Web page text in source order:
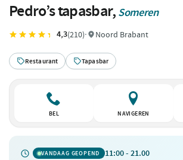
Pedro’s tapasbar, Someren
4,3(210)· Noord Brabant
Restaurant Tapasbar
BEL NAVIGEREN
VANDAAG GEOPEND 11:00 - 21.00